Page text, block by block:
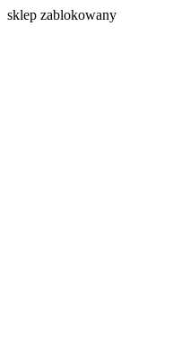
sklep zablokowany